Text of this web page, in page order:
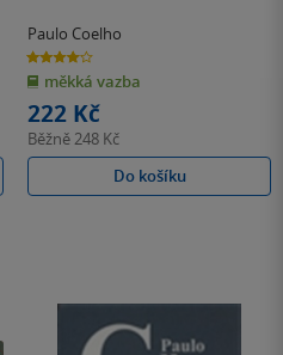
Paulo Coelho
4.0
z
5
hvězdiček
měkká vazba
222 Kč
Běžně 248 Kč
Do košíku